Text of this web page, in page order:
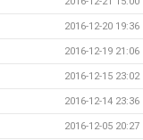
2016-12-20 19:36
2016-12-19 21:06
2016-12-15 23:02
2016-12-14 23:36
2016-12-05 20:27